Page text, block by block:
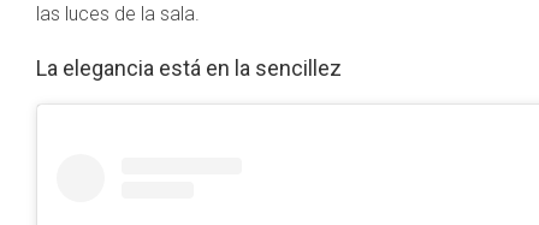
las luces de la sala.
La elegancia está en la sencillez